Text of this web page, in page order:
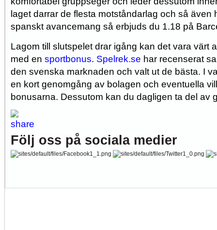
laget darrar de flesta motståndarlag och så även
spanskt avancemang så erbjuds du 1.18 på
Lagom till slutspelet drar igång kan det vara värt
med en sportbonus. Spelrek.se har recenserat
den svenska marknaden och valt ut de bästa. I
en kort genomgång av bolagen och eventuella
bonusarna. Dessutom kan du dagligen ta del av
Följ oss på sociala medier